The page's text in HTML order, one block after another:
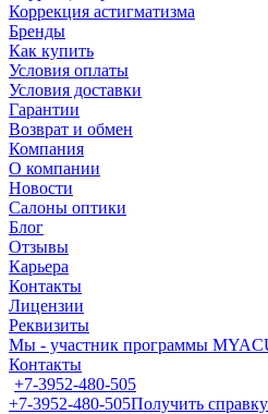
Коррекция астигматизма
Бренды
Как купить
Условия оплаты
Условия доставки
Гарантии
Возврат и обмен
Компания
О компании
Новости
Салоны оптики
Блог
Отзывы
Карьера
Контакты
Лицензии
Реквизиты
Мы - участник программы
Контакты
+7-3952-480-505
+7-3952-480-505Получить справку